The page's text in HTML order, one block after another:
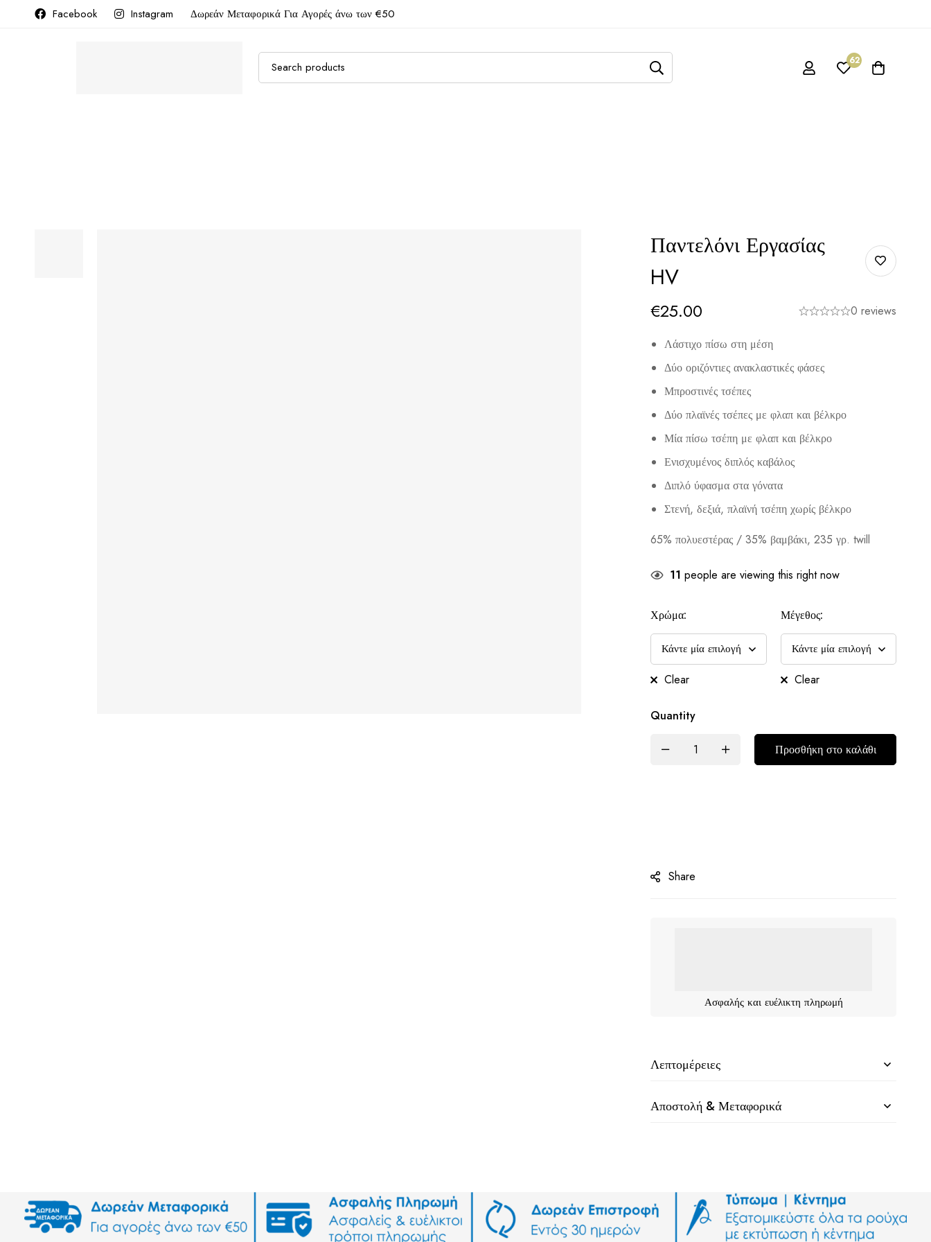
Facebook Instagram Δωρεάν Μεταφορικά Για Αγορές άνω των €50
62
Παντελόνι Εργασίας
HV
€25.00 0 reviews
Λάστιχο πίσω στη μέση
Δύο οριζόντιες ανακλαστικές φάσες
Μπροστινές τσέπες
Δύο πλαϊνές τσέπες με φλαπ και βέλκρο
Μία πίσω τσέπη με φλαπ και βέλκρο
Ενισχυμένος διπλός καβάλος
Διπλό ύφασμα στα γόνατα
Στενή, δεξιά, πλαϊνή τσέπη χωρίς βέλκρο
65% πολυεστέρας / 35% βαμβάκι, 235 γρ. twill
11 people are viewing this right now
Χρώμα:
Clear
Μέγεθος:
Clear
Quantity
Προσθήκη στο καλάθι
Share
Ασφαλής και ευέλικτη πληρωμή
Λεπτομέρειες
Αποστολή & Μεταφορικά